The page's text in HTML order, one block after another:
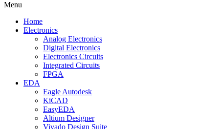
Menu
Home
Electronics
Analog Electronics
Digital Electronics
Electronics Circuits
Integrated Circuits
FPGA
EDA
Eagle Autodesk
KiCAD
EasyEDA
Altium Designer
Vivado Design Suite